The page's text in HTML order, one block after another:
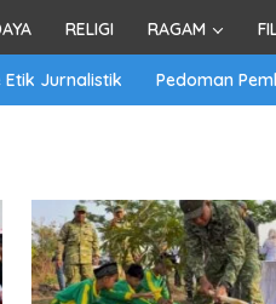
RELIGI RAGAM
Etik Jurnalistik Pedoman